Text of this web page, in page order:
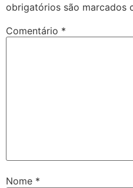
obrigatórios são marcados
Comentário *
Nome *